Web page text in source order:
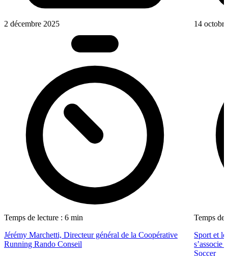
2 décembre 2025
Temps de lecture : 6 min
Jérémy Marchetti, Directeur général de la Coopérative
Running Rando Conseil
14
Temps de
Sport et
s’associe
Soccer